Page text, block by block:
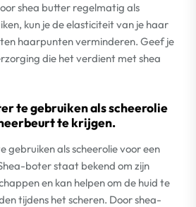
shea butter regelmatig als
kun je de elasticiteit van je haar
haarpunten verminderen. Geef je
die het verdient met shea
te gebruiken als scheerolie
te krijgen.
gebruiken als scheerolie voor een
boter staat bekend om zijn
en kan helpen om de huid te
tijdens het scheren. Door shea-